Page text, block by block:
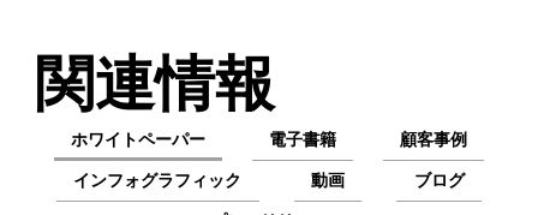
関連情報
ホワイトペーパー 電子書籍
顧客事例
インフォグラフィック
動画
ブログ